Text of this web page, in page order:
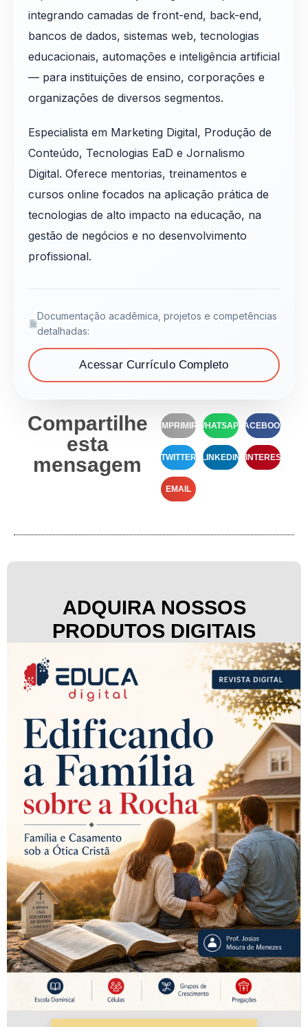
integrando camadas de front-end, back-end,
bancos de dados, sistemas web, tecnologias
educacionais, automações e inteligência artificial
— para instituições de ensino, corporações e
organizações de diversos segmentos.
Especialista em Marketing Digital, Produção de
Conteúdo, Tecnologias EaD e Jornalismo
Digital. Oferece mentorias, treinamentos e
cursos online focados na aplicação prática de
tecnologias de alto impacto na educação, na
gestão de negócios e no desenvolvimento
profissional.
Documentação acadêmica, projetos e competências
detalhadas:
Acessar Currículo Completo
Compartilhe
esta
mensagem
IMPRIMIR WHATSAPP FACEBOOK
TWITTER LINKEDIN PINTEREST
EMAIL
ADQUIRA NOSSOS
PRODUTOS DIGITAIS